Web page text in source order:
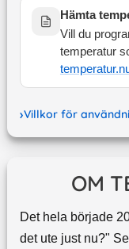
Hämta
Vill du
temperatur
Villkor för
OM
Det hela började
det ute just nu?"